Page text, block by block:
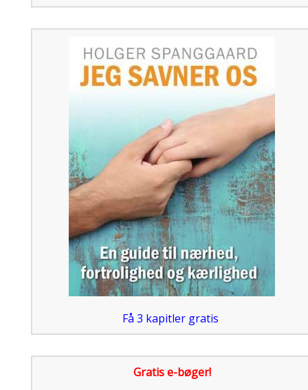
Få 3 kapitler gratis
Gratis e-bøger!